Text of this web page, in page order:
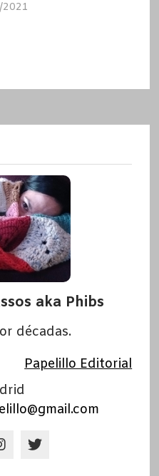
aka Phibs
décadas.
Papelillo Editorial